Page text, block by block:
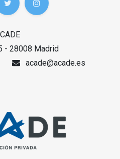
- 28008 Madrid
acade@acade.es